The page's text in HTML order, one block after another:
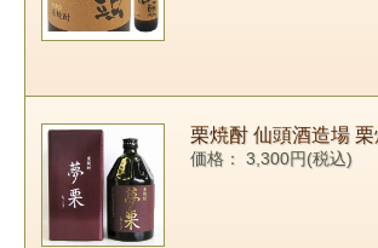
栗焼酎 仙頭酒造場
価格： 3,300円(税込)